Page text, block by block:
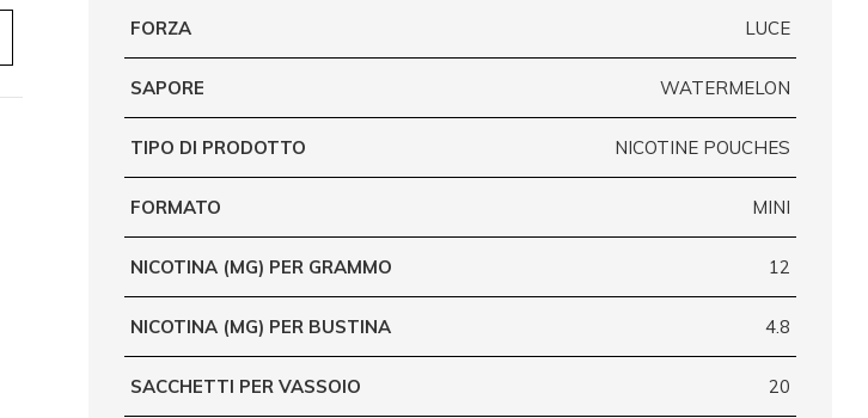
FORZA LUCE
SAPORE WATERMELON
TIPO DI PRODOTTO NICOTINE POUCHES
FORMATO MINI
NICOTINA (MG) PER GRAMMO 12
NICOTINA (MG) PER BUSTINA 4.8
SACCHETTI PER VASSOIO 20